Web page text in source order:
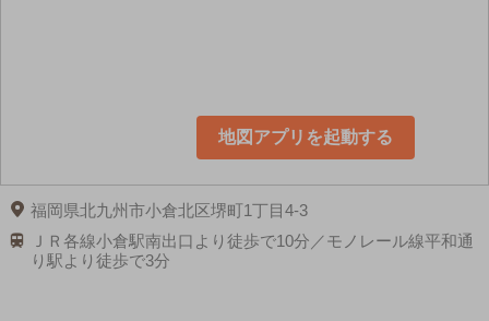
地図アプリを起動する
福岡県北九州市小倉北区堺町1丁目4-3
ＪＲ各線小倉駅南出口より徒歩で10分／モノレール線平和通
り駅より徒歩で3分